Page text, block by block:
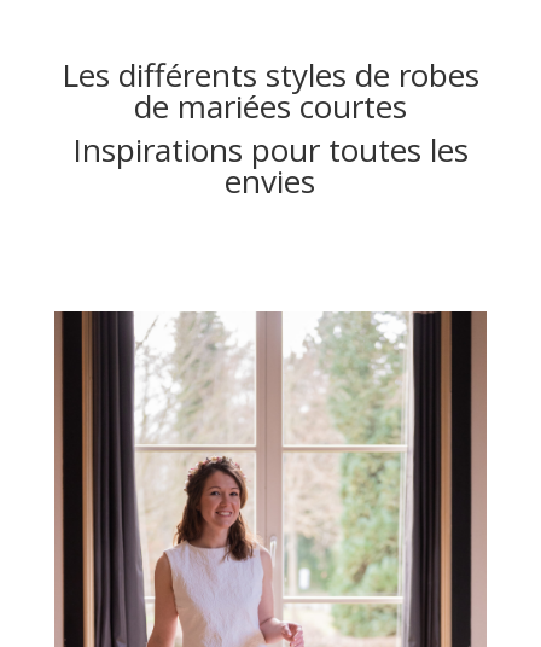
Les différents styles de robes
de mariées courtes
Inspirations pour toutes les
envies